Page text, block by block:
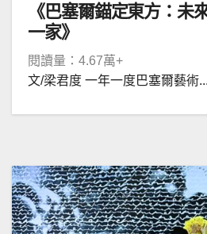
《巴塞爾錨定東方：未
一家》
閱讀量：4.67萬+
文/梁君度 一年一度巴塞爾藝術...